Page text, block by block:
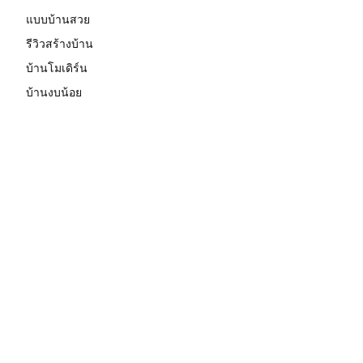
แบบบ้านสวย
รีวิวสร้างบ้าน
บ้านโมเดิร์น
บ้านงบน้อย